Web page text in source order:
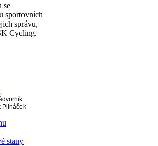
se
sportovních
správu,
Cycling.
Pilnáček
stany